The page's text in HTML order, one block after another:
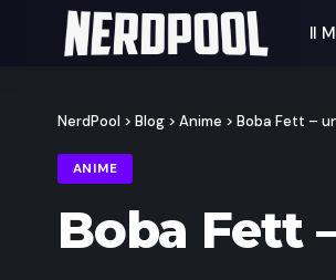
Il
NerdPool > Blog > Anime > Boba Fett –
ANIME
Boba Fett